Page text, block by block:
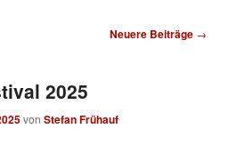
Neuere Beiträge →
2025
vonStefan Frühauf